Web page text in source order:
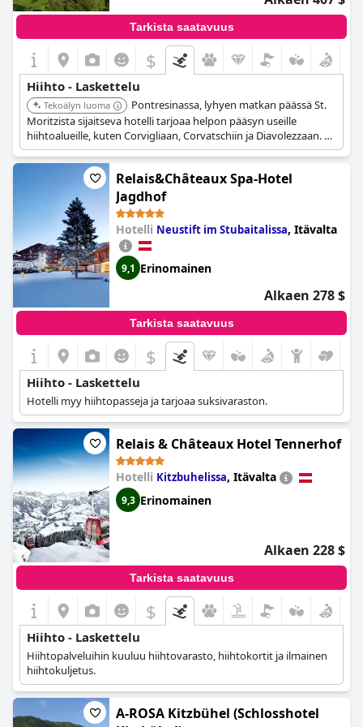
Tarkista saatavuus
$
Hiihto - Laskettelu
Tekoälyn luoma
Pontresinassa, lyhyen matkan päässä St.
Moritzista sijaitseva hotelli tarjoaa helpon pääsyn useille
hiihtoalueille, kuten Corvigliaan, Corvatschiin ja Diavolezzaan. 5
tähden superior-hotellina se tarjoaa ylellisiä mukavuuksia ja
palveluita, jotka sopivat erinomaisesti ensiluokkaiseen
hiihtolomakokemukseen.Relais&Châteaux Spa-Hotel
Jagdhof
Hotelli Neustift im Stubaitalissa, Itävalta
9,1 Erinomainen
Alkaen 278 $
Tarkista saatavuus
$
Hiihto - Laskettelu
Hotelli myy hiihtopasseja ja tarjoaa suksivaraston.
Relais & Châteaux Hotel Tennerhof
Hotelli Kitzbuhelissa, Itävalta
9,3 Erinomainen
Alkaen 228 $
Tarkista saatavuus
$
Hiihto - Laskettelu
Hiihtopalveluihin kuuluu hiihtovarasto, hiihtokortit ja ilmainen
hiihtokuljetus.
A-ROSA Kitzbühel (Schlosshotel